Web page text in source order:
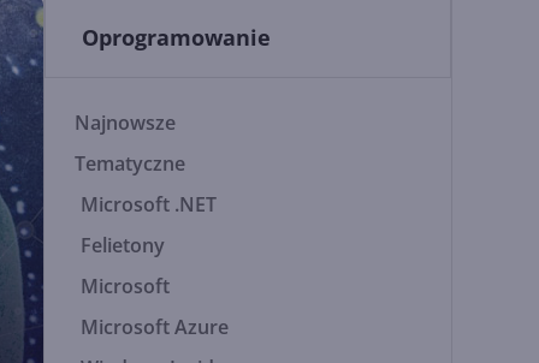
Oprogramowanie
Najnowsze
Tematyczne
Microsoft .NET
Felietony
Microsoft
Microsoft Azure